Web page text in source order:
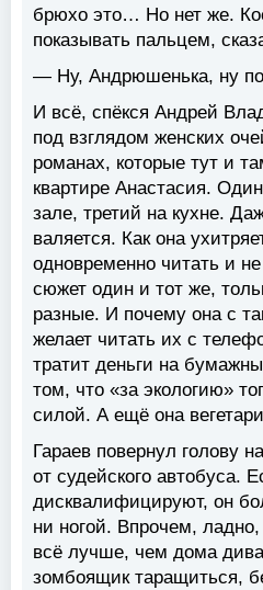
брюхо это… Но нет же.
показывать пальцем,
— Ну, Андрюшенька, ну
И всё, спёкся Андрей
под взглядом женских
романах, которые тут и
квартире Анастасия.
зале, третий на кухне.
валяется. Как она
одновременно читать и
сюжет один и тот же,
разные. И почему она с
желает читать их с
тратит деньги на
том, что «за экологию»
силой. А ещё она
Гараев повернул голову
от судейского автобуса.
дисквалифицируют, он
ни ногой. Впрочем,
всё лучше, чем дома
зомбоящик таращиться,